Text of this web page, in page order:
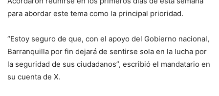
para abordar este tema como la principal prioridad.
“Estoy seguro de que, con el apoyo del Gobierno nacional,
Barranquilla por fin dejará de sentirse sola en la lucha por
la seguridad de sus ciudadanos”, escribió el mandatario en
su cuenta de X.